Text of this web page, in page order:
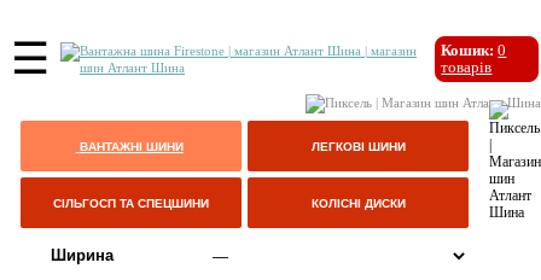
☰ Кошик: 0
товарів
ВАНТАЖНІ ШИНИ ЛЕГКОВІ ШИНИ
СІЛЬГОСП ТА СПЕЦШИНИ КОЛІСНІ ДИСКИ
Ширина